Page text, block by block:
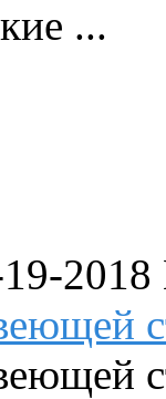
...
2018